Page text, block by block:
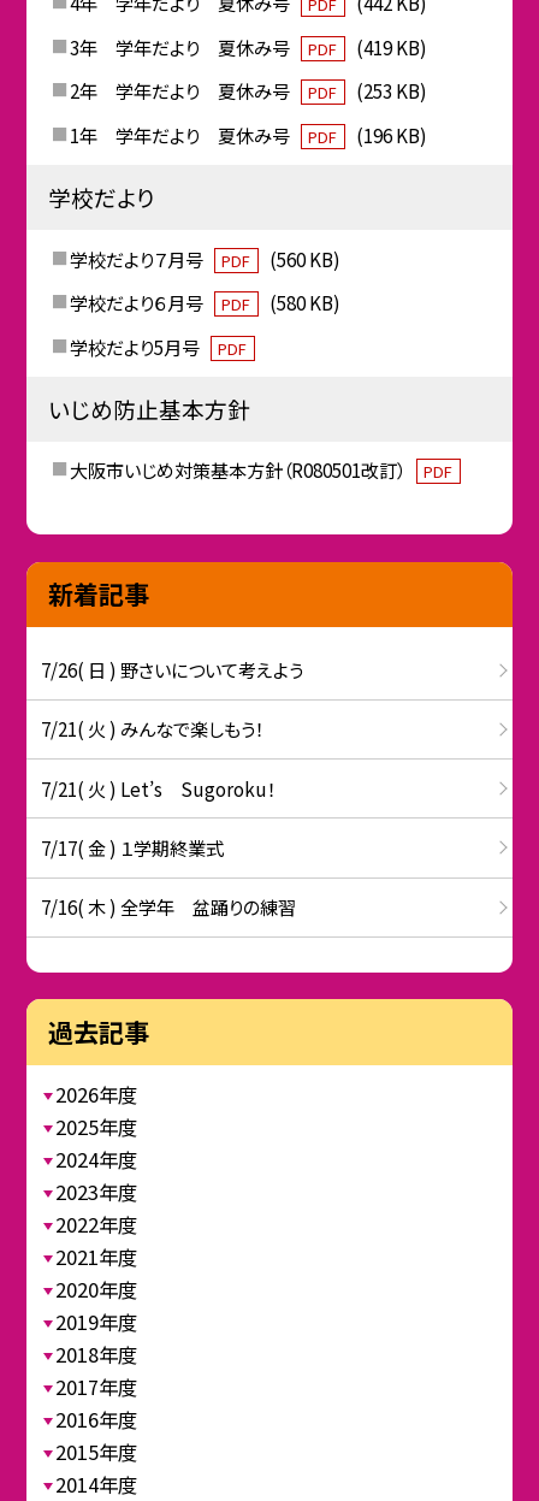
3年 学年だより 夏休み号
PDF
(419 KB)
2年 学年だより 夏休み号
PDF
(253 KB)
1年 学年だより 夏休み号
PDF (196 KB)
学校だより
学校だより７月号 PDF
(560 KB)
学校だより６月号
PDF
(580 KB)
学校だより5月号
PDF
いじめ防止基本方針
大阪市いじめ対策基本方針（R080501改訂） PDF
新着記事
7/26( 日 ) 野さいについて考えよう
7/21( 火 ) みんなで楽しもう！
7/21( 火 ) Let’s Sugoroku！
7/17( 金 ) １学期終業式
7/16( 木 ) 全学年 盆踊りの練習
過去記事
2026年度
2025年度
2024年度
2023年度
2022年度
2021年度
2020年度
2019年度
2018年度
2017年度
2016年度
2015年度
2014年度